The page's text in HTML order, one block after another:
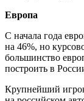
Европа
С начала года
на 46%, но
большинство
построить в
Крупнейший